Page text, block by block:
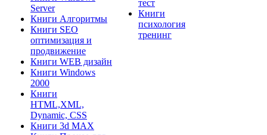
Server
Книги Алгоритмы
Книги SEO
оптимизация и
продвижение
Книги WEB дизайн
Книги Windows
2000
Книги
HTML,XML,
Dynamic, CSS
Книги 3d MAX
тест
Книги
психология
тренинг